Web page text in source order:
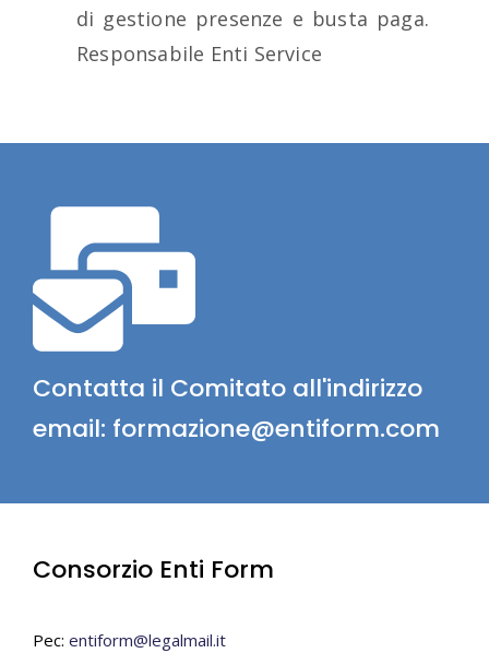
di gestione presenze e busta paga.
Responsabile Enti Service
Contatta il Comitato all'indirizzo
email: formazione@entiform.com
Consorzio Enti Form
Pec: entiform@legalmail.it